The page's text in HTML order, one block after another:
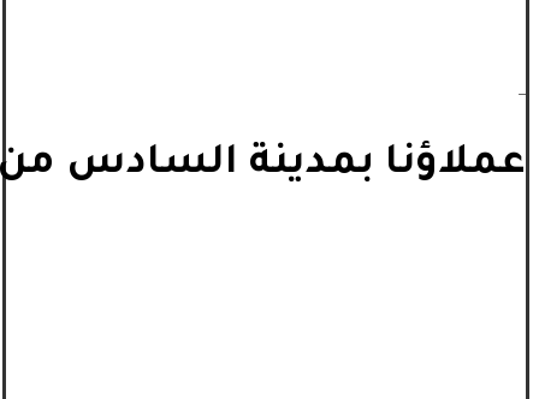
_
عملاؤنا بمدينة السادس من